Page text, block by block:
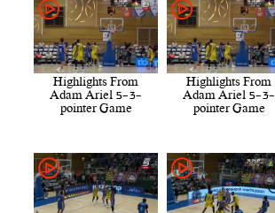
Highlights From
Adam Ariel 5-3-
pointer Game
Highlights From
Adam Ariel 5-3-
pointer Game